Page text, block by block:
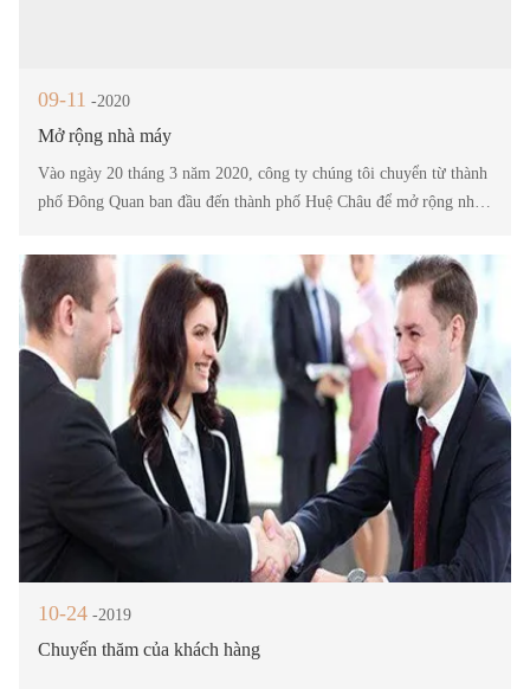
09-11 -2020
Mở rộng nhà máy
Vào ngày 20 tháng 3 năm 2020, công ty chúng tôi chuyển từ thành
phố Đông Quan ban đầu đến thành phố Huệ Châu để mở rộng nhà
10-24 -2019
Chuyến thăm của khách hàng